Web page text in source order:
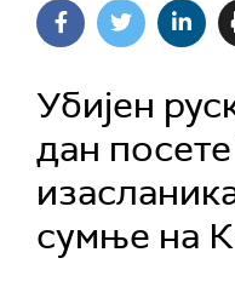
Убијен
дан
сумње на